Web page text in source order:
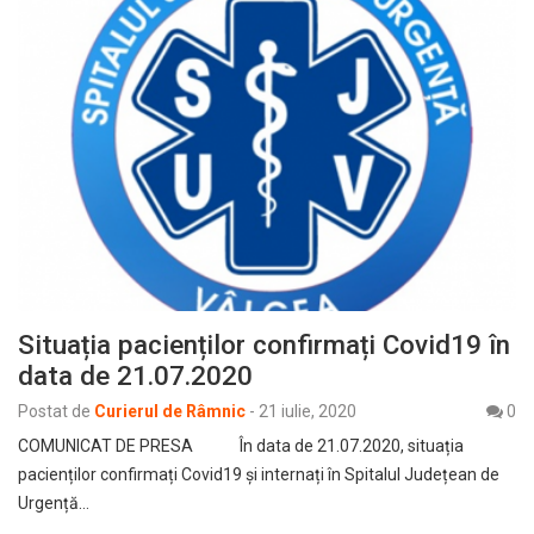
Situația pacienților confirmați Covid19 în
data de 21.07.2020
Postat de Curierul de Râmnic - 21 iulie, 2020
0
COMUNICAT DE PRESA În data de 21.07.2020, situația
pacienților confirmați Covid19 și internați în Spitalul Județean de
Urgență…